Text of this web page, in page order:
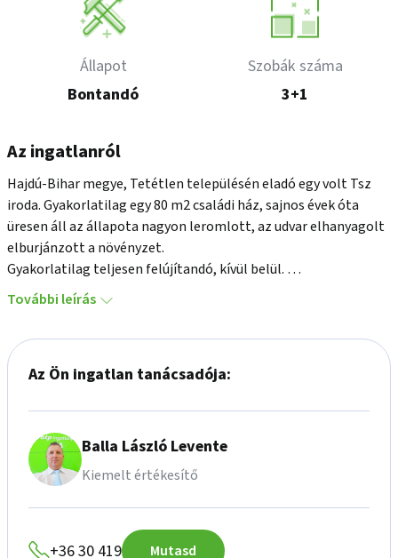
Állapot
Bontandó
Szobák száma
3+1
Az ingatlanról
Hajdú-Bihar megye, Tetétlen településén eladó egy volt Tsz
iroda. Gyakorlatilag egy 80 m2 családi ház, sajnos évek óta
üresen áll az állapota nagyon leromlott, az udvar elhanyagolt
elburjánzott a növényzet.
Gyakorlatilag teljesen felújítandó, kívül belül.
Az ingatlan Tetétlen egy csendes kis utcájában található a
akár hétvégén is! Kérem, hivatkozzon az M218658 -s
referenciaszámra! Az OTP Ingatlanpont az OTP bankcsoport
ügyintézését ingyenesen biztosítja minden ügyfelének
További leírás
Az Ön ingatlan tanácsadója:
Balla László Levente
Kiemelt értékesítő
+36 30 419 Mutasd